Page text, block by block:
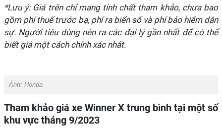
*Lưu ý: Giá trên chỉ mang tính chất tham khảo, chưa bao
gồm phí thuế trước bạ, phí ra biển số và phí bảo hiểm dân
sự. Người tiêu dùng nên ra các đại lý gần nhất để có thể
biết giá một cách chính xác nhất.
Ảnh: Honda
Tham khảo giá xe Winner X trung bình tại một số
khu vực tháng 9/2023